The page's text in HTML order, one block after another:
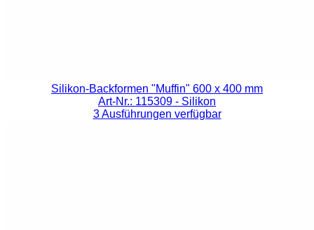
Silikon-Backformen "Muffin" 600 x 400 mm
Art-Nr.: 115309 - Silikon
3 Ausführungen verfügbar